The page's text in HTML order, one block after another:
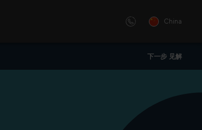
China
下一步 见解